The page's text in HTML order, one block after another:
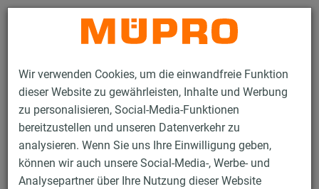
Wir verwenden Cookies, um die einwandfreie Funktion
dieser Website zu gewährleisten, Inhalte und Werbung
zu personalisieren, Social-Media-Funktionen
bereitzustellen und unseren Datenverkehr zu
analysieren. Wenn Sie uns Ihre Einwilligung geben,
können wir auch unsere Social-Media-, Werbe- und
Analysepartner über Ihre Nutzung dieser Website
Kontakt
Produkte Brandschutz
Brandgeprüfte Befestigungen
Installationsschienen
MPC-Systemschienen